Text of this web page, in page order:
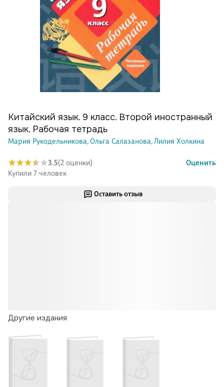
Оставить отзыв
Другие издания
Китайский язык. 9 класс. Второй иностранный
язык. Рабочая тетрадь
Мария Рукодельникова,Ольга Салазанова,Лилия Холкина
3.5(2 оценки)
Оценить
Купили 7 человек